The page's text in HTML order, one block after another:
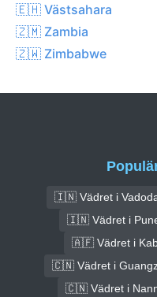
🇪🇭 Västsahara
🇿🇲 Zambia
🇿🇼 Zimbabwe
🇮🇳 Vädret i
🇮🇳 Vädret i
🇦🇫 Vädret i
🇨🇳 Vädret i
🇨🇳 Vädret i